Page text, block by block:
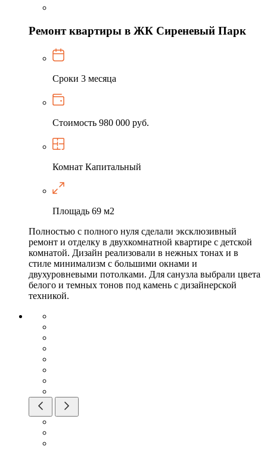
Ремонт квартиры в ЖК Сиреневый Парк
Сроки 3 месяца
Стоимость 980 000 руб.
Комнат Капитальный
Площадь 69 м2
Полностью с полного нуля сделали эксклюзивный
ремонт и отделку в двухкомнатной квартире с детской
комнатой. Дизайн реализовали в нежных тонах и в
стиле минимализм с большими окнами и
двухуровневыми потолками. Для санузла выбрали цвета
белого и темных тонов под камень с дизайнерской
техникой.